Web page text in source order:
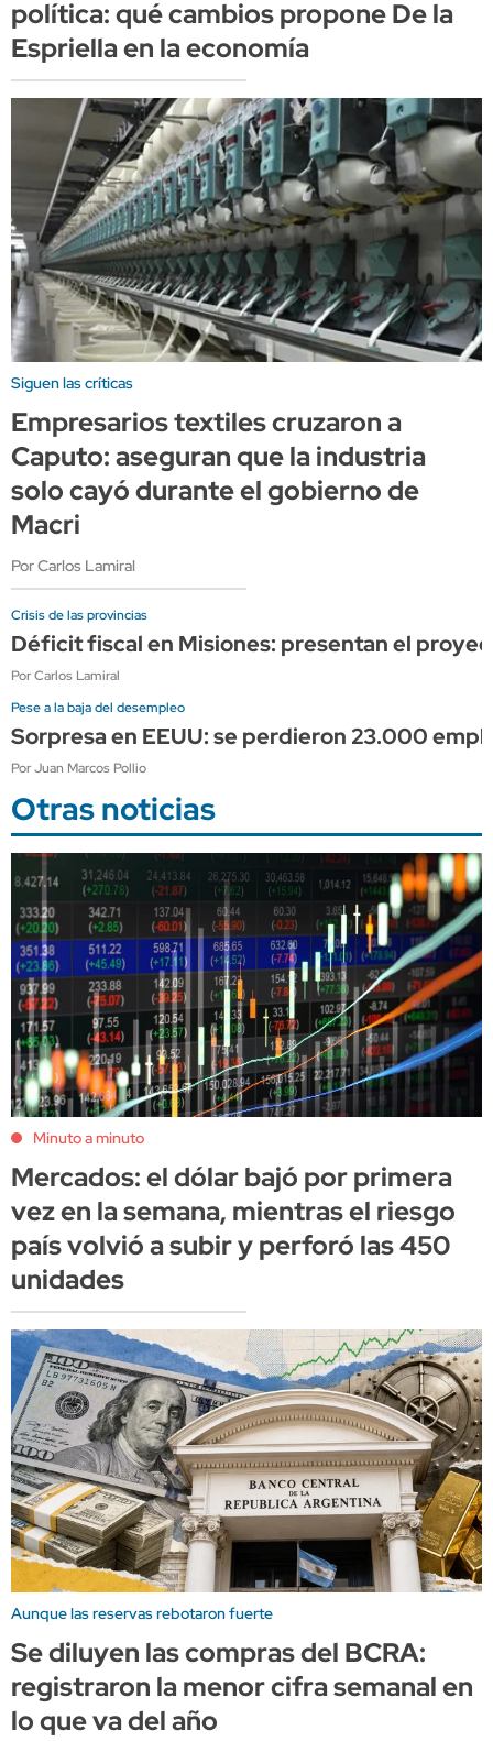
política: qué cambios propone De la
Espriella en la economía
Siguen las críticas
Empresarios textiles cruzaron a
Caputo: aseguran que la industria
solo cayó durante el gobierno de
Macri
Por Carlos Lamiral
Crisis de las provincias
Déficit fiscal en Misiones: presentan el
Por Carlos Lamiral
Pese a la baja del desempleo
Sorpresa en EEUU: se perdieron 23.000
Por Juan Marcos Pollio
Otras noticias
Minuto a minuto
Mercados: el dólar bajó por primera
vez en la semana, mientras el riesgo
país volvió a subir y perforó las 450
unidades
Aunque las reservas rebotaron fuerte
Se diluyen las compras del BCRA:
registraron la menor cifra semanal en
lo que va del año